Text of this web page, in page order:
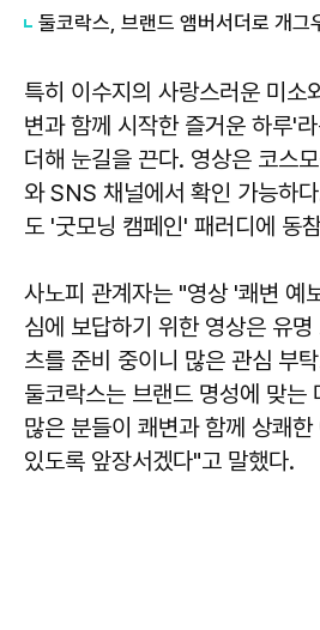
둘코락스, 브랜드 앰버서더로 개그
특히 이수지의 사랑스러운 미소
변과 함께 시작한 즐거운 하루'
더해 눈길을 끈다. 영상은 코스
와 SNS 채널에서 확인 가능하
도 '굿모닝 캠페인' 패러디에 동
사노피 관계자는 "영상 '쾌변 예
심에 보답하기 위한 영상은 유
츠를 준비 중이니 많은 관심 부
둘코락스는 브랜드 명성에 맞는
많은 분들이 쾌변과 함께 상쾌
있도록 앞장서겠다"고 말했다.